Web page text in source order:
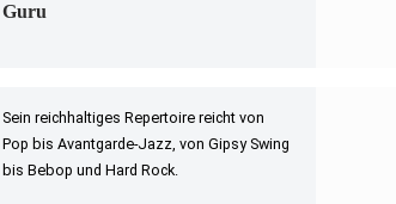
Guru
Sein reichhaltiges Repertoire reicht von
Pop bis Avantgarde-Jazz, von Gipsy Swing
bis Bebop und Hard Rock.